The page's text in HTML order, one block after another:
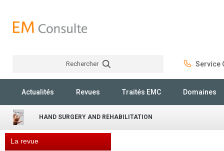
Rechercher Service
Actualités Revues Traités EMC Domaines
HAND SURGERY AND REHABILITATION
La revue